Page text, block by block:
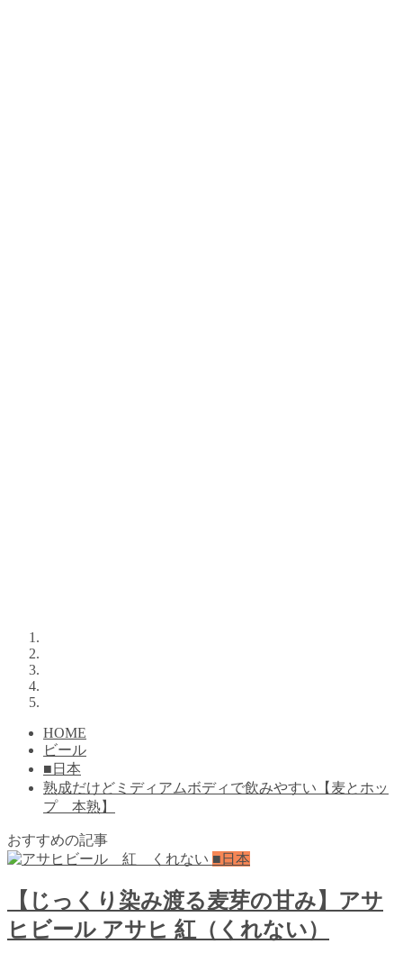
HOME
ビール
■日本
熟成だけどミディアムボディで飲みやすい【麦とホッ
プ 本熟】
おすすめの記事
■日本
【じっくり染み渡る麦芽の甘み】アサ
ヒビール アサヒ 紅（くれない）